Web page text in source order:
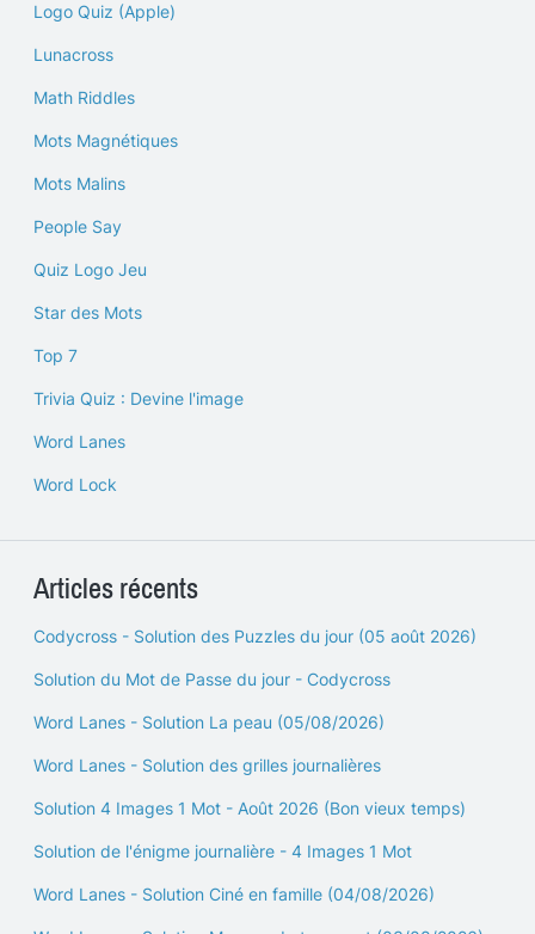
Logo Quiz (Apple)
Lunacross
Math Riddles
Mots Magnétiques
Mots Malins
People Say
Quiz Logo Jeu
Star des Mots
Top 7
Trivia Quiz : Devine l'image
Word Lanes
Word Lock
Articles récents
Codycross - Solution des Puzzles du jour (05 août 2026)
Solution du Mot de Passe du jour - Codycross
Word Lanes - Solution La peau (05/08/2026)
Word Lanes - Solution des grilles journalières
Solution 4 Images 1 Mot - Août 2026 (Bon vieux temps)
Solution de l'énigme journalière - 4 Images 1 Mot
Word Lanes - Solution Ciné en famille (04/08/2026)